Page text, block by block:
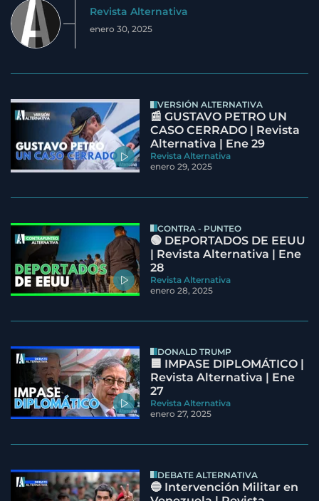
Revista Alternativa
enero 30, 2025
VERSIÓN ALTERNATIVA
📰 GUSTAVO PETRO UN
CASO CERRADO | Revista
Alternativa | Ene 29
Revista Alternativa
enero 29, 2025
CONTRA - PUNTEO
🟢 DEPORTADOS DE EEUU
| Revista Alternativa | Ene
28
Revista Alternativa
enero 28, 2025
DONALD TRUMP
🟦 IMPASE DIPLOMÁTICO |
Revista Alternativa | Ene
27
Revista Alternativa
enero 27, 2025
DEBATE ALTERNATIVA
🔵 Intervención Militar en